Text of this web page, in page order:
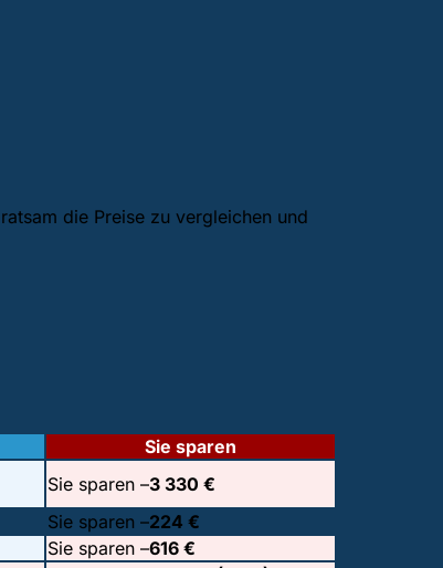
die Preise zu vergleichen und
Sie sparen
Sie sparen –3 330 €
Sie sparen –224 €
Sie sparen –616 €